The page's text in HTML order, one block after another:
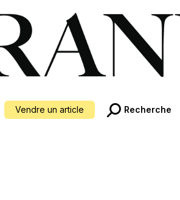
Vendre un article
Recherche
Recherche